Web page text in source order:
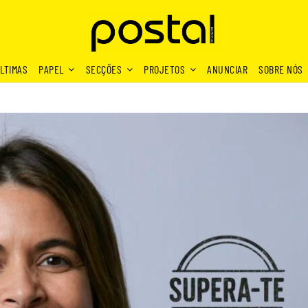
PAPEL SECÇÕES PROJETOS ANUNCIAR SOBRE NÓS